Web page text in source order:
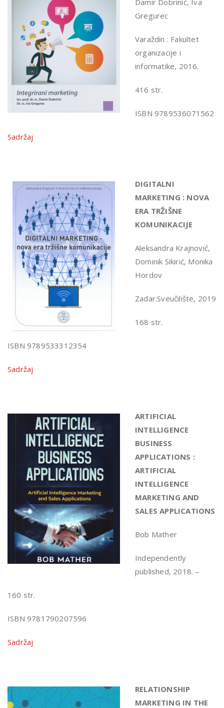
Damir Dobrinić, Iva
Gregurec
Varaždin : Fakultet
organizacije i
informatike, 2016.
416 str.
ISBN 9789536071562
Sadržaj
DIGITALNI
MARKETING : NOVA
ERA TRŽIŠNE
KOMUNIKACIJE
Aleksandra Krajnović,
Dominik Sikirić, Monika
Hordov
Zadar:Sveučilište, 2019
168 str.
ISBN 9789533312354
Sadržaj
ARTIFICIAL
INTELLIGENCE
BUSINESS
APPLICATIONS :
ARTIFICIAL
INTELLIGENCE
MARKETING AND
SALES APPLICATIONS
Bob Mather
Independently
published, 2018. –
160 str.
ISBN 9781790207596
Sadržaj
RELATIONSHIP
MARKETING IN THE